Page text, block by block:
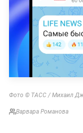
Фото © ТАСС / Михаил
Варвара Романова